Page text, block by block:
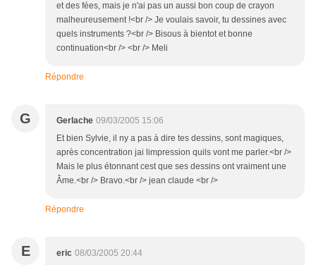
et des fées, mais je n'ai pas un aussi bon coup de crayon
malheureusement !<br /> Je voulais savoir, tu dessines avec
quels instruments ?<br /> Bisous à bientot et bonne
continuation<br /> <br /> Meli
Répondre
G Gerlache 09/03/2005 15:06
Et bien Sylvie, il ny a pas à dire tes dessins, sont magiques,
après concentration jai limpression quils vont me parler.<br />
Mais le plus étonnant cest que ses dessins ont vraiment une
Âme.<br /> Bravo.<br /> jean claude <br />
Répondre
E eric 08/03/2005 20:44